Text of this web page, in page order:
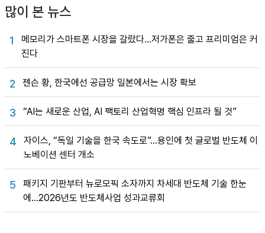
많이 본 뉴스
1
메모리가 스마트폰 시장을 갈랐다…저가폰은 줄고 프리미엄은 커
진다
2 젠슨 황, 한국에선 공급망 일본에서는 시장 확보
3 “AI는 새로운 산업, AI 팩토리 산업혁명 핵심 인프라 될 것”
4
자이스, “독일 기술을 한국 속도로”…용인에 첫 글로벌 반도체 이
노베이션 센터 개소
5
패키지 기판부터 뉴로모픽 소자까지 차세대 반도체 기술 한눈
에…2026년도 반도체사업 성과교류회